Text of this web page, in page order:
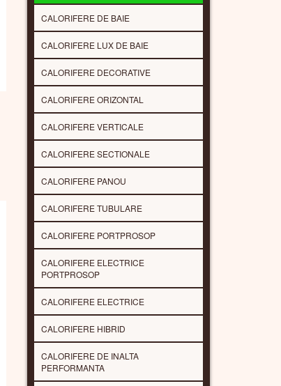
CALORIFERE DE BAIE
CALORIFERE LUX DE BAIE
CALORIFERE DECORATIVE
CALORIFERE ORIZONTAL
CALORIFERE VERTICALE
CALORIFERE SECTIONALE
CALORIFERE PANOU
CALORIFERE TUBULARE
CALORIFERE PORTPROSOP
CALORIFERE ELECTRICE
PORTPROSOP
CALORIFERE ELECTRICE
CALORIFERE HIBRID
CALORIFERE DE INALTA
PERFORMANTA